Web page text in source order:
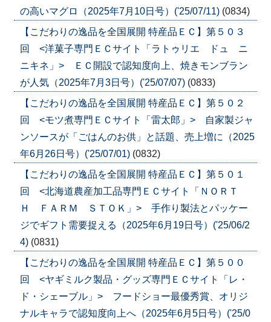
の高いマグロ（2025年7月10日号）('25/07/11) (0834)
【こだわりの逸品を全国展開 特産品ＥＣ】第５０３
回 <洋菓子専門ＥＣサイト「ラトゥリエ ドュ ニ
ニキネ」> ＥＣ開設で認知度向上、焼きモンブラン
が人気（2025年7月3日号）('25/07/07) (0833)
【こだわりの逸品を全国展開 特産品ＥＣ】第５０２
回 <モツ煮専門ＥＣサイト「雷太郎」> 自家製ジャ
ンソースが「ごはんのお供」と話題、売上増に（2025
年6月26日号）('25/07/01) (0832)
【こだわりの逸品を全国展開 特産品ＥＣ】第５０１
回 <北海道農産加工品専門ＥＣサイト「ＮＯＲＴ
Ｈ ＦＡＲＭ ＳＴＯＫ」> 手作り製法とパッケー
ジでギフト需要捉える（2025年6月19日号）('25/06/2
4) (0831)
【こだわりの逸品を全国展開 特産品ＥＣ】第５００
回 <ヤギミルク製品・グッズ専門ＥＣサイト「レ・
ド・シェーブル」> フードショー最優秀賞、オリジ
ナルキャラで認知度向上へ（2025年6月5日号）('25/0